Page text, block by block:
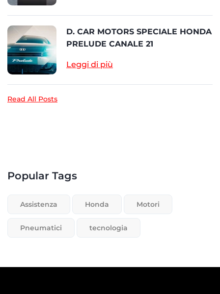
D. CAR MOTORS SPECIALE HONDA
PRELUDE CANALE 21
Leggi di più
Read All Posts
Popular Tags
Assistenza Honda Motori
Pneumatici tecnologia